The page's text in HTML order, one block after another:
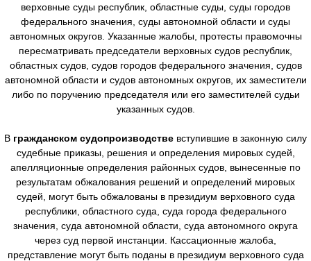
верховные суды республик, областные суды, суды городов
федерального значения, суды автономной области и суды
автономных округов. Указанные жалобы, протесты правомочны
пересматривать председатели верховных судов республик,
областных судов, судов городов федерального значения, судов
автономной области и судов автономных округов, их заместители
либо по поручению председателя или его заместителей судьи
указанных судов.
В гражданском судопроизводстве вступившие в законную силу
судебные приказы, решения и определения мировых судей,
апелляционные определения районных судов, вынесенные по
результатам обжалования решений и определений мировых
судей, могут быть обжалованы в президиум верховного суда
республики, областного суда, суда города федерального
значения, суда автономной области, суда автономного округа
через суд первой инстанции. Кассационные жалоба,
представление могут быть поданы в президиум верховного суда